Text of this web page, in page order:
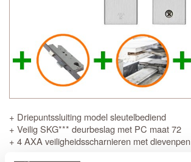
+ Driepuntssluiting model sleutelbediend
+ Veilig SKG*** deurbeslag met PC maat 72
+ 4 AXA veiligheidsscharnieren met dievenpen